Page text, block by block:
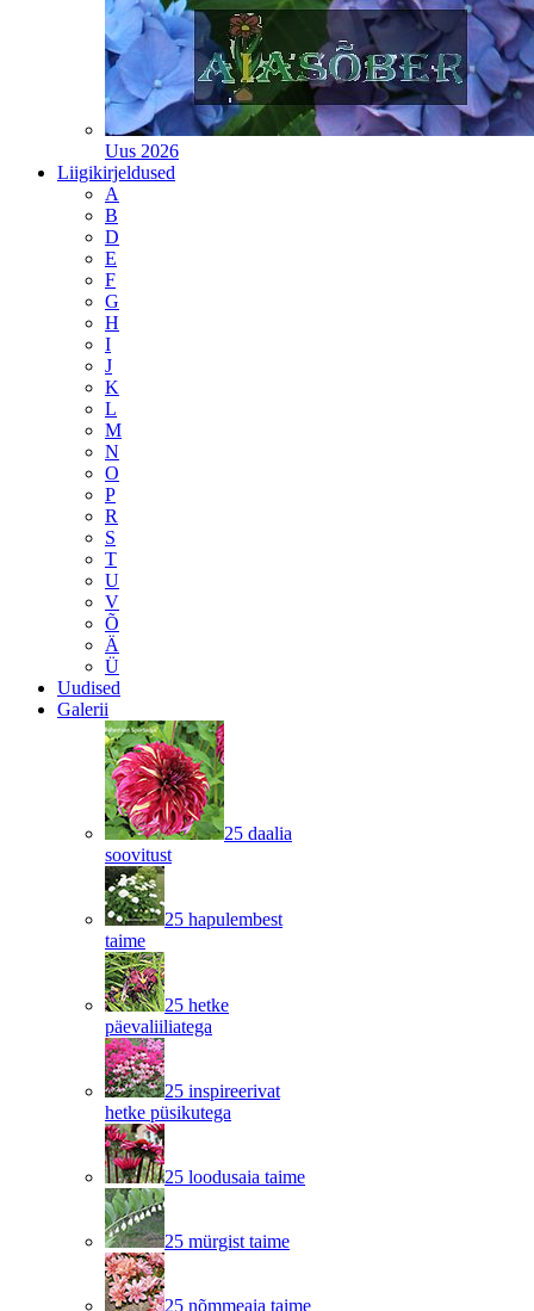
Uus 2026
Liigikirjeldused
A
B
D
E
F
G
H
I
J
K
L
M
N
O
P
R
S
T
U
V
Õ
Ä
Ü
Uudised
Galerii
25 daalia
soovitust
25 hapulembest
taime
25 hetke
päevaliiliatega
25 inspireerivat
hetke püsikutega
25 loodusaia taime
25 mürgist taime
25 nõmmeaia taime